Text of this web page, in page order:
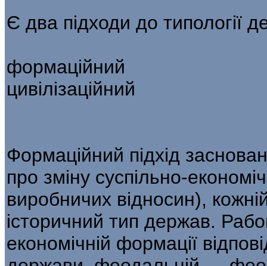
Є два підходи до типології
формаційний
цивілізаційний
Формаційний підхід
про зміну суспільно-
виробничих відносин),
історичний тип держав.
економічній формації